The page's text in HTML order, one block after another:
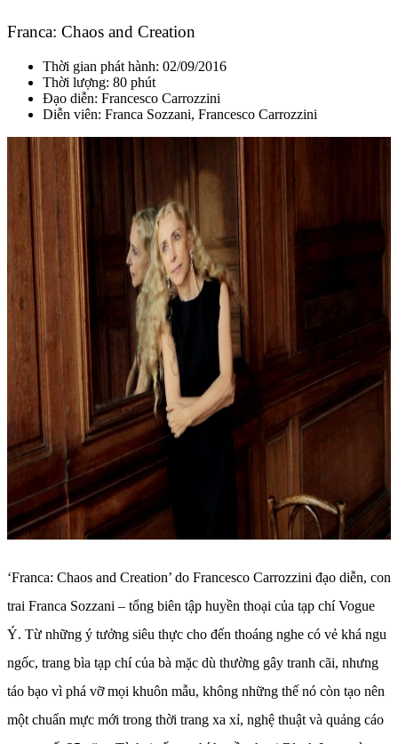
Franca: Chaos and Creation
Thời gian phát hành: 02/09/2016
Thời lượng: 80 phút
Đạo diễn: Francesco Carrozzini
Diễn viên: Franca Sozzani, Francesco Carrozzini
‘Franca: Chaos and Creation’ do Francesco Carrozzini đạo diễn, con
trai Franca Sozzani – tổng biên tập huyền thoại của tạp chí Vogue
Ý. Từ những ý tưởng siêu thực cho đến thoáng nghe có vẻ khá ngu
ngốc, trang bìa tạp chí của bà mặc dù thường gây tranh cãi, nhưng
táo bạo vì phá vỡ mọi khuôn mẫu, không những thế nó còn tạo nên
một chuẩn mực mới trong thời trang xa xỉ, nghệ thuật và quảng cáo